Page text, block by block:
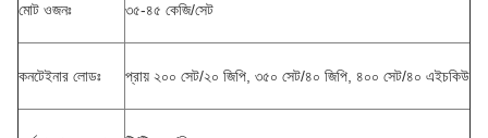
মোট ওজনঃ ৩৫-৪৫ কেজি/সেট
কনটেইনার লোডঃ প্রায় ২০০ সেট/২০ জিপি, ৩৫০ সেট/৪০ জিপি, ৪০০ সেট/৪০ এইচকিউ